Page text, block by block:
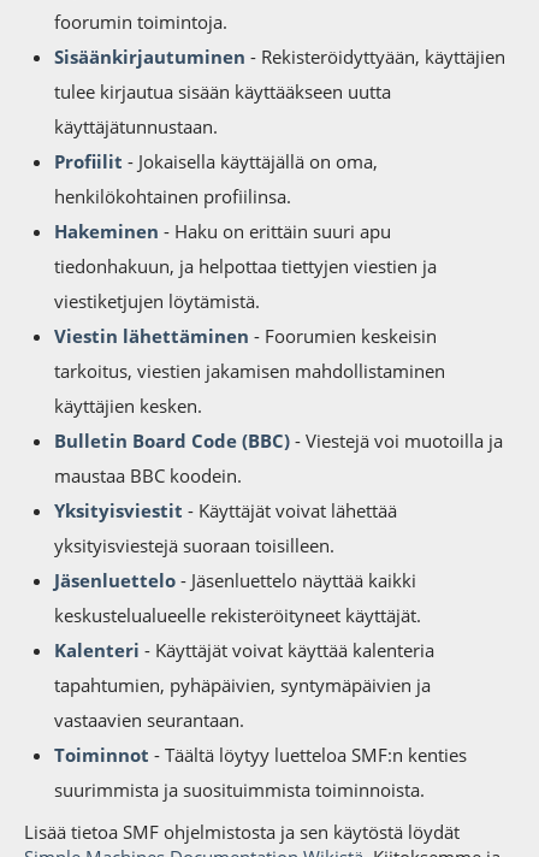
foorumin toimintoja.
Sisäänkirjautuminen - Rekisteröidyttyään, käyttäjien
tulee kirjautua sisään käyttääkseen uutta
käyttäjätunnustaan.
Profiilit - Jokaisella käyttäjällä on oma,
henkilökohtainen profiilinsa.
Hakeminen - Haku on erittäin suuri apu
tiedonhakuun, ja helpottaa tiettyjen viestien ja
viestiketjujen löytämistä.
Viestin lähettäminen - Foorumien keskeisin
tarkoitus, viestien jakamisen mahdollistaminen
käyttäjien kesken.
Bulletin Board Code (BBC) - Viestejä voi muotoilla ja
maustaa BBC koodein.
Yksityisviestit - Käyttäjät voivat lähettää
yksityisviestejä suoraan toisilleen.
Jäsenluettelo - Jäsenluettelo näyttää kaikki
keskustelualueelle rekisteröityneet käyttäjät.
Kalenteri - Käyttäjät voivat käyttää kalenteria
tapahtumien, pyhäpäivien, syntymäpäivien ja
vastaavien seurantaan.
Toiminnot - Täältä löytyy luetteloa SMF:n kenties
suurimmista ja suosituimmista toiminnoista.
Lisää tietoa SMF ohjelmistosta ja sen käytöstä löydät